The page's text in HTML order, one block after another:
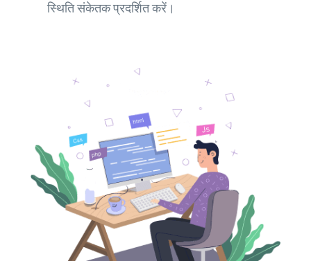
स्थिति संकेतक प्रदर्शित करें।